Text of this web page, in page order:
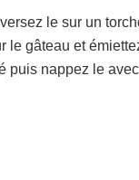
le sur un
le gâteau et
puis nappez le